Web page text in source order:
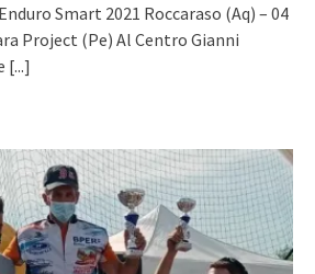
Smart 2021 Roccaraso (Aq) – 04
Project (Pe) Al Centro Gianni
[...]